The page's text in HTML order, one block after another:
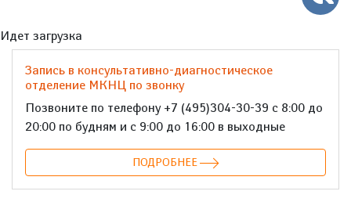
Идет загрузка
Запись в консультативно-диагностическое
отделение МКНЦ по звонку
Позвоните по телефону +7 (495)304-30-39 с 8:00 до
20:00 по будням и с 9:00 до 16:00 в выходные
ПОДРОБНЕЕ